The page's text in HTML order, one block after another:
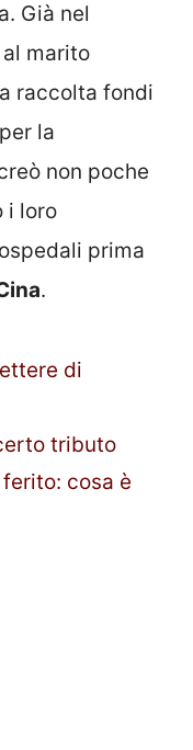
Già nel
marito
raccolta fondi
la
non poche
i loro
prima
.
di
tributo
cosa è